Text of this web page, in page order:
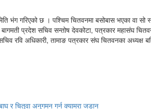
भंग गरिएको छ । पश्चिम चितवनमा बसोबास भएका वा
प्रदेश सचिव सन्तोष देवकोटा, पत्रकार महासंघ
रवि अधिकारी, तामाङ पत्रकार संघ चितवनका अध्यक्ष